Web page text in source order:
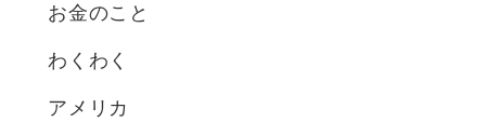
お金のこと
わくわく
アメリカ